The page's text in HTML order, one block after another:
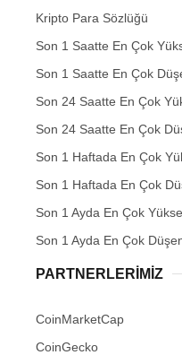
Kripto Para Sözlüğü
Son 1 Saatte En Çok
Son 1 Saatte En Çok
Son 24 Saatte En Çok
Son 24 Saatte En Çok
Son 1 Haftada En Çok
Son 1 Haftada En Çok
Son 1 Ayda En Çok
Son 1 Ayda En Çok
PARTNERLERIMIZ
CoinMarketCap
CoinGecko